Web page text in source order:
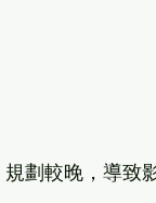
劃較晚，導致